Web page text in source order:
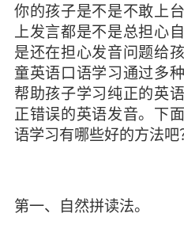
你的孩子是不是不敢上
上发言都是不是总担心
是还在担心发音问题给
童英语口语学习通过多
帮助孩子学习纯正的英
正错误的英语发音。下
语学习有哪些好的方法吧
第一、自然拼读法。